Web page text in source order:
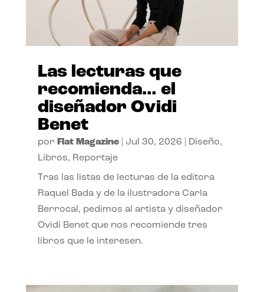
Las lecturas que
recomienda… el
diseñador Ovidi
Benet
por Flat Magazine| Jul 30, 2026 Diseño,
Libros, Reportaje
Tras las listas de lecturas de la editora
Raquel Bada y de la ilustradora Carla
Berrocal, pedimos al artista y diseñador
Ovidi Benet que nos recomiende tres
libros que le interesen.